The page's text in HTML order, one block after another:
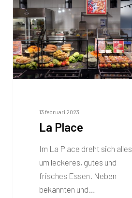
13 februari 2023
La Place
Im La Place dreht sich alles
um leckeres, gutes und
frisches Essen. Neben
bekannten und…